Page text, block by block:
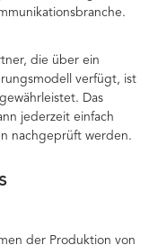
die über ein
verfügt, ist
Das
jederzeit einfach
nachgeprüft werden.
der Produktion von